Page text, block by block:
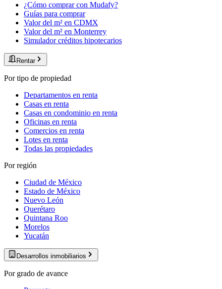
¿Cómo comprar con Mudafy?
Guías para comprar
Valor del m² en CDMX
Valor del m² en Monterrey
Simulador créditos hipotecarios
Rentar
Por tipo de propiedad
Departamentos en renta
Casas en renta
Casas en condominio en renta
Oficinas en renta
Comercios en renta
Lotes en renta
Todas las propiedades
Por región
Ciudad de México
Estado de México
Nuevo León
Querétaro
Quintana Roo
Morelos
Yucatán
Desarrollos inmobiliarios
Por grado de avance